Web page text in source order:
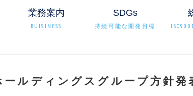
業務案内
BUISINESS
SDGs
持続可能な開発目標
ルディングスグループ方針発